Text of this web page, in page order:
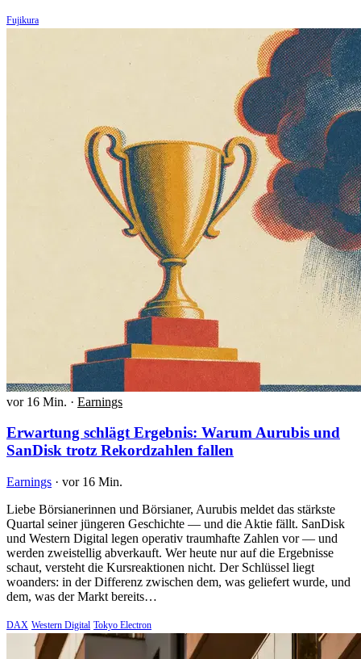
Fujikura
vor 16 Min. · Earnings
Erwartung schlägt Ergebnis: Warum Aurubis und
SanDisk trotz Rekordzahlen fallen
Earnings · vor 16 Min.
Liebe Börsianerinnen und Börsianer, Aurubis meldet das stärkste
Quartal seiner jüngeren Geschichte — und die Aktie fällt. SanDisk
und Western Digital legen operativ traumhafte Zahlen vor — und
werden zweistellig abverkauft. Wer heute nur auf die Ergebnisse
schaut, versteht die Kursreaktionen nicht. Der Schlüssel liegt
woanders: in der Differenz zwischen dem, was geliefert wurde, und
dem, was der Markt bereits…
DAX Western Digital Tokyo Electron